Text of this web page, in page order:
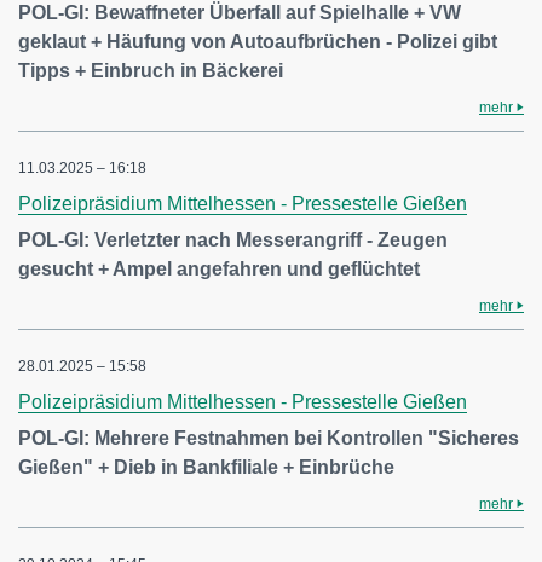
POL-GI: Bewaffneter Überfall auf Spielhalle + VW
geklaut + Häufung von Autoaufbrüchen - Polizei gibt
Tipps + Einbruch in Bäckerei
mehr
11.03.2025 – 16:18
Polizeipräsidium Mittelhessen - Pressestelle Gießen
POL-GI: Verletzter nach Messerangriff - Zeugen
gesucht + Ampel angefahren und geflüchtet
mehr
28.01.2025 – 15:58
Polizeipräsidium Mittelhessen - Pressestelle Gießen
POL-GI: Mehrere Festnahmen bei Kontrollen "Sicheres
Gießen" + Dieb in Bankfiliale + Einbrüche
mehr